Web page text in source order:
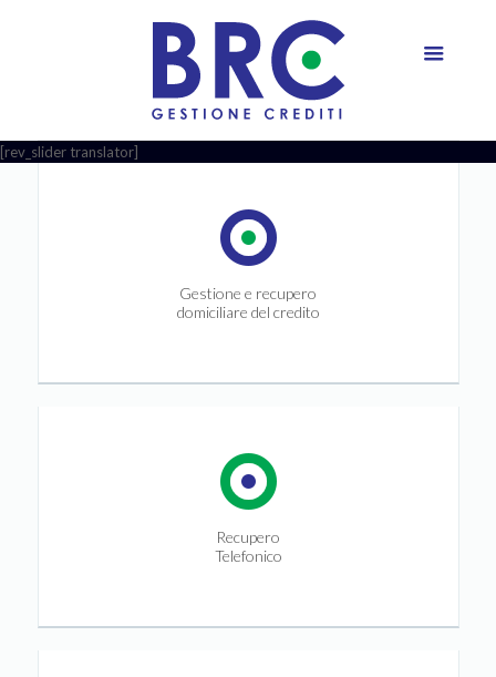
[rev_slider translator]
Gestione e recupero
domiciliare del credito
Recupero
Telefonico